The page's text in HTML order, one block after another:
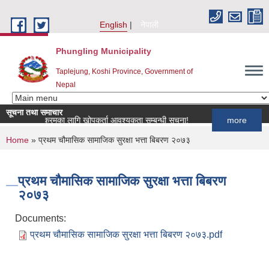
English
नेपाली
Phungling Municipality
Taplejung, Koshi Province, Government of
Nepal
सूचना तथा समाचार
कार्यक्रमका लागि खोपकर्ता आवश्यकता सम्बन्धी सूचना!
You are here
Home » प्रथम चौमासिक सामाजिक सुरक्षा भत्ता बिबरण २०७३
प्रथम चौमासिक सामाजिक सुरक्षा भत्ता बिबरण
२०७३
Documents:
प्रथम चौमासिक सामाजिक सुरक्षा भत्ता बिबरण २०७३.pdf